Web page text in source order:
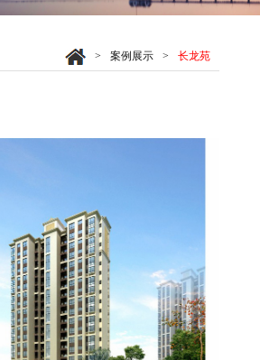
联系我们
发区小平大道28号
> 案例展示 > 长龙苑